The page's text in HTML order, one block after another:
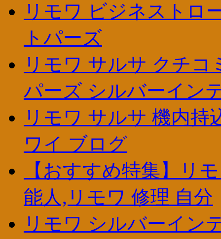
リモワ ビジネストロ
トパーズ
リモワ サルサ クチ
パーズ シルバーイン
リモワ サルサ 機内持
ワイ ブログ
【おすすめ特集】リ
能人,リモワ 修理 自分
リモワ シルバーイン